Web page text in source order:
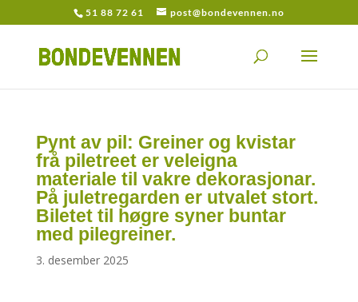
51 88 72 61 post@bondevennen.no
Pynt av pil: Greiner og kvistar
frå piletreet er veleigna
materiale til vakre dekorasjonar.
På juletregarden er utvalet stort.
Biletet til høgre syner buntar
med pilegreiner.
3. desember 2025